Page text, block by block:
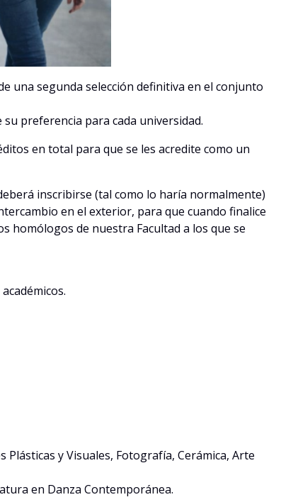
una segunda selección definitiva en el conjunto
preferencia para cada universidad.
en total para que se les acredite como un
inscribirse (tal como lo haría normalmente)
en el exterior, para que cuando finalice
homólogos de nuestra Facultad a los que se
y Visuales, Fotografía, Cerámica, Arte
en Danza Contemporánea.